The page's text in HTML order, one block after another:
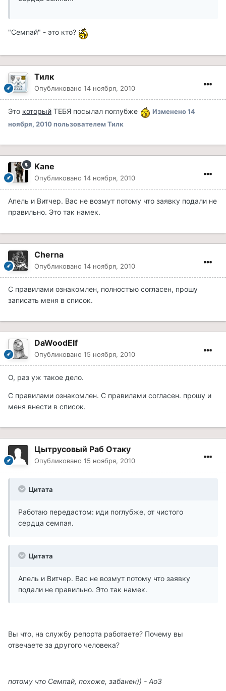
"Семпай" - это кто?
Тилк
Опубликовано 14 ноября, 2010
Это который ТЕБЯ посылал поглубже Изменено14
ноября, 2010пользователем Тилк
Kane
Опубликовано 14 ноября, 2010
Апель и Витчер. Вас не возмут потому что заявку подали не
правильно. Это так намек.
Cherna
Опубликовано 14 ноября, 2010
С правилами ознакомлен, полностъю согласен, прошу
записать меня в список.
DaWoodElf
Опубликовано 15 ноября, 2010
О, раз уж такое дело.
С правилами ознакомлен. С правилами согласен. прошу и
меня внести в список.
Цытрусовый Раб Отаку
Опубликовано 15 ноября, 2010
Цитата
Работаю передастом: иди поглубже, от чистого
сердца семпая.
Цитата
Апель и Витчер. Вас не возмут потому что заявку
подали не правильно. Это так намек.
Вы что, на службу репорта работаете? Почему вы
отвечаете за другого человека?
потому что Семпай, похоже, забанен)) - Ао3